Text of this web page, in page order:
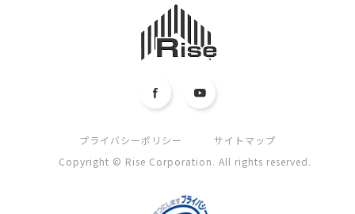
プライバシーポリシー
サイトマップ
Copyright © Rise Corporation. All rights reserved.